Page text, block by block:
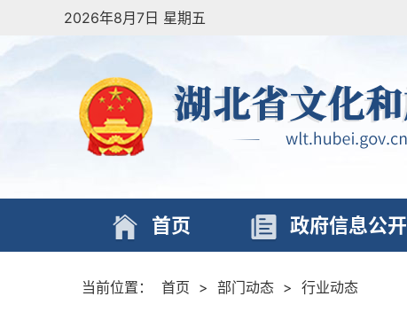
2026年8月7日 星期五
首页 政府信息公开
当前位置： 首页 > 部门动态 > 行业动态